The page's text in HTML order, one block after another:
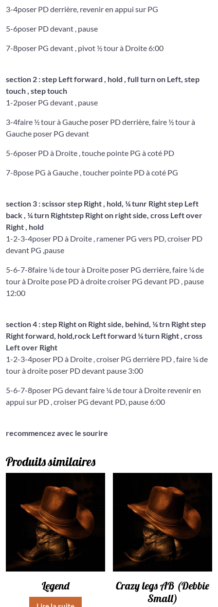
3-4poser PD derrière, revenir en appui sur PG
5-6poser PD devant , pause
7-8poser PG devant , pivot ½ tour à Droite 6:00
section 2 : step Left forward , hold , full turn on Left, step
touch , step touch
1-2poser PG devant , pause
3-4faire ½ tour à Gauche poser PD derrière, faire ½ tour à
Gauche poser PG devant
5-6poser PD à Droite , touche pointe PG à coté PD
7-8pose PG à Gauche , toucher pointe PD à coté PG
section 3 : scissor step Right , hold, ¼ tunr Right step Left
back , ¼ turn Rightstep Right on right side, cross Left over
Right , hold
1-2-3-4poser PD à Droite , ramener PG vers PD, croiser PD
devant PG ,pause
5-6-7-8faire ¼ de tour à Droite poser PG derrière, faire ¼ de
tour à Droite pose PD à droite croiser PG devant PD , pause
12:00
section 4 : step Right on Right side, behind, ¼ trn Right step
Right forward, hold,rock Left forward ¼ turn Right , cross
Left over Right
1-2-3-4poser PD à Droite , croiser PG derrière PD , faire ¼ de
tour à droite poser PD devant pause 3:00
5-6-7-8poser PG devant faire ¼ de tour à Droite revenir en
appui sur PD , croiser PG devant PD, pause 6:00
recommencez avec le sourire
Produits similaires
Legend
Crazy legs AB (Debbie
Small)